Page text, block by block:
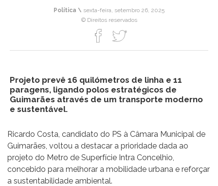
Política \ sexta-feira, setembro 26, 2025
© Direitos reservados
Projeto prevê 16 quilómetros de linha e 11
paragens, ligando polos estratégicos de
Guimarães através de um transporte moderno
e sustentável.
Ricardo Costa, candidato do PS à Câmara Municipal de
Guimarães, voltou a destacar a prioridade dada ao
projeto do Metro de Superfície Intra Concelhio,
concebido para melhorar a mobilidade urbana e reforçar
a sustentabilidade ambiental.